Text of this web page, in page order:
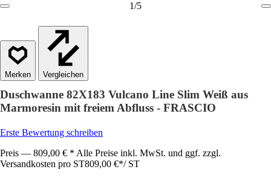
1/5
Vergleichen
Duschwanne 82X183 Vulcano Line Slim Weiß aus
Marmoresin mit freiem Abfluss - FRASCIO
Erste Bewertung schreiben
Preis — 809,00 € * Alle Preise inkl. MwSt. und ggf. zzgl.
Versandkosten pro ST809,00 €*/ ST